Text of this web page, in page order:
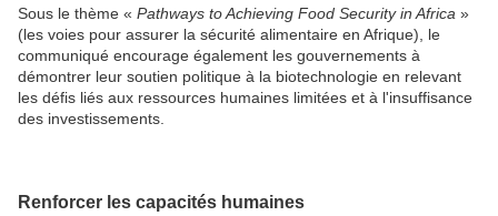
Sous le thème « Pathways to Achieving Food Security in Africa »
(les voies pour assurer la sécurité alimentaire en Afrique), le
communiqué encourage également les gouvernements à
démontrer leur soutien politique à la biotechnologie en relevant
les défis liés aux ressources humaines limitées et à l'insuffisance
des investissements.
Renforcer les capacités humaines